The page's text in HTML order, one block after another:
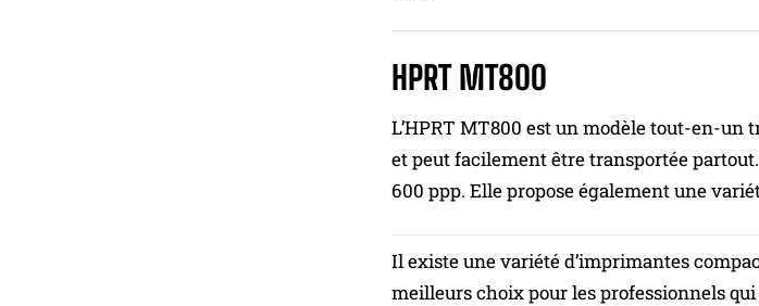
HPRT MT800
L’HPRT MT800 est un modèle tout-en-
et peut facilement être transportée
600 ppp. Elle propose également une
Il existe une variété d’imprimantes
meilleurs choix pour les professionnels